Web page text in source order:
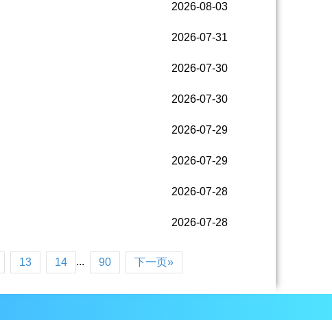
2026-08-03
2026-07-31
2026-07-30
2026-07-30
2026-07-29
2026-07-29
2026-07-28
2026-07-28
13 14 ... 90 下一页»